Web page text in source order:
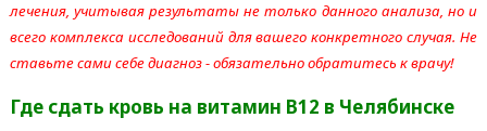
лечения, учитывая результаты не только данного анализа, но и
всего комплекса исследований для вашего конкретного случая. Не
ставьте сами себе диагноз - обязательно обратитесь к врачу!
Где сдать кровь на витамин В12 в Челябинске